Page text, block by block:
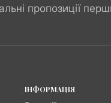
пропозиції
ІНФОРМАЦІЯ